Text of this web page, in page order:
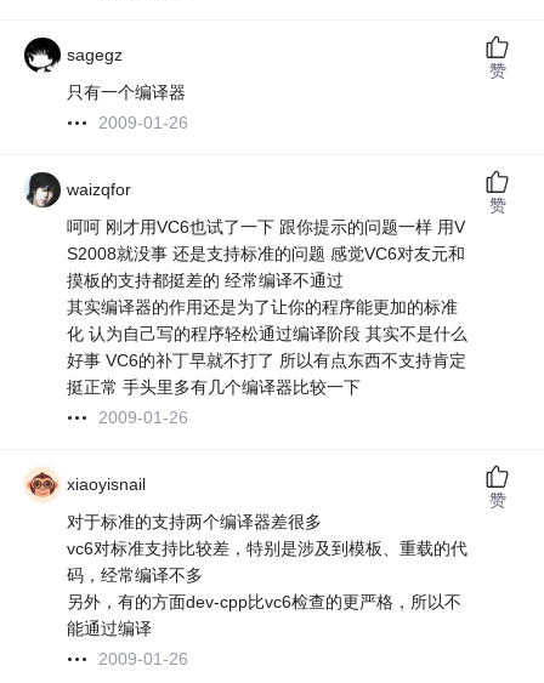
sagegz
只有一个编译器
2009-01-26
赞
waizqfor
呵呵 刚才用VC6也试了一下 跟你提示的问题一样 用V
S2008就没事 还是支持标准的问题 感觉VC6对友元和
摸板的支持都挺差的 经常编译不通过
其实编译器的作用还是为了让你的程序能更加的标准
化 认为自己写的程序轻松通过编译阶段 其实不是什么
好事 VC6的补丁早就不打了 所以有点东西不支持肯定
挺正常 手头里多有几个编译器比较一下
2009-01-26
赞
xiaoyisnail
对于标准的支持两个编译器差很多
vc6对标准支持比较差，特别是涉及到模板、重载的代
码，经常编译不多
另外，有的方面dev-cpp比vc6检查的更严格，所以不
能通过编译
2009-01-26
赞